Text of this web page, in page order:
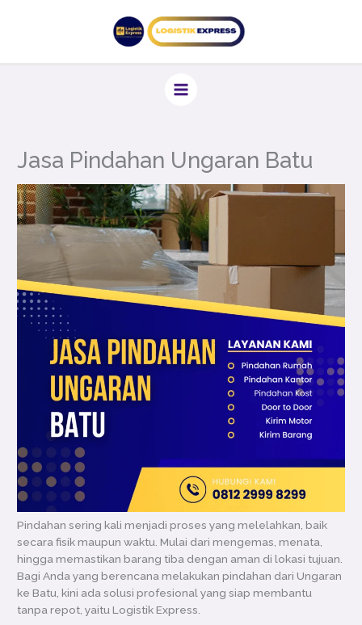
Jasa Pindahan Ungaran Batu
Pindahan sering kali menjadi proses yang melelahkan, baik
secara fisik maupun waktu. Mulai dari mengemas, menata,
hingga memastikan barang tiba dengan aman di lokasi tujuan.
Bagi Anda yang berencana melakukan pindahan dari Ungaran
ke Batu, kini ada solusi profesional yang siap membantu
tanpa repot, yaitu Logistik Express.